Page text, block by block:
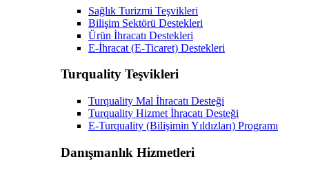
Sağlık Turizmi Teşvikleri
Bilişim Sektörü Destekleri
Ürün İhracatı Destekleri
E-İhracat (E-Ticaret) Destekleri
Turquality Teşvikleri
Turquality Mal İhracatı Desteği
Turquality Hizmet İhracatı Desteği
E-Turquality (Bilişimin Yıldızları) Programı
Danışmanlık Hizmetleri